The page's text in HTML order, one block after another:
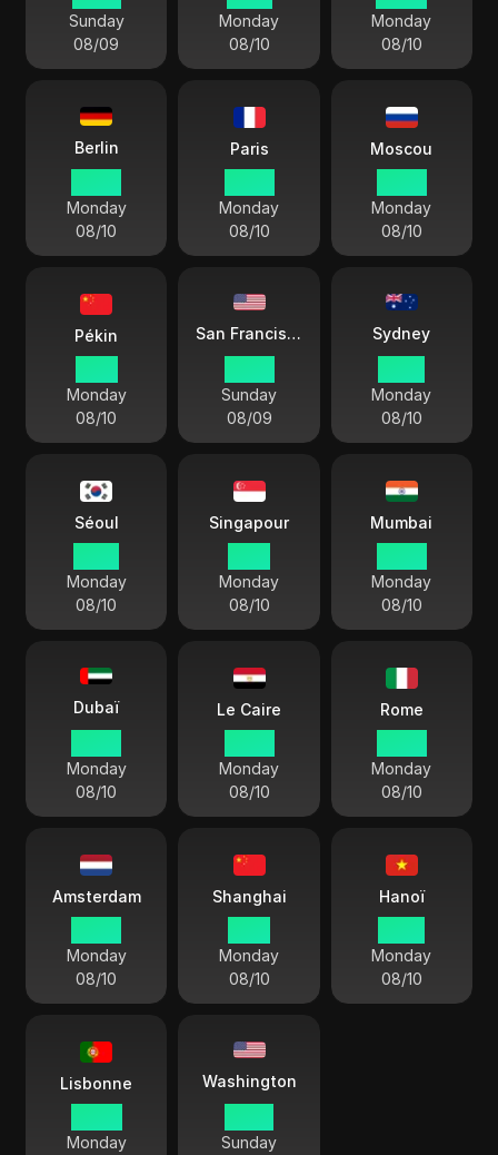
Sunday
08/09
Monday
08/10
Monday
08/10
Berlin
Monday
08/10
Paris
Monday
08/10
Moscou
Monday
08/10
Pékin
Monday
08/10
San Francisco
Sunday
08/09
Sydney
Monday
08/10
Séoul
Monday
08/10
Singapour
Monday
08/10
Mumbai
Monday
08/10
Dubaï
Monday
08/10
Le Caire
Monday
08/10
Rome
Monday
08/10
Amsterdam
Monday
08/10
Shanghai
Monday
08/10
Hanoï
Monday
08/10
Lisbonne
Monday
Washington
Sunday